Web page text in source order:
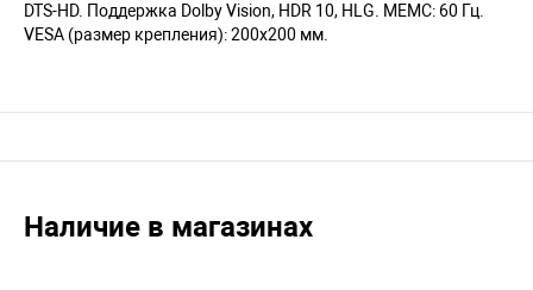
DTS-HD. Поддержка Dolby Vision, HDR 10, HLG. MEMC: 60 Гц.
VESA (размер крепления): 200х200 мм.
Наличие в магазинах